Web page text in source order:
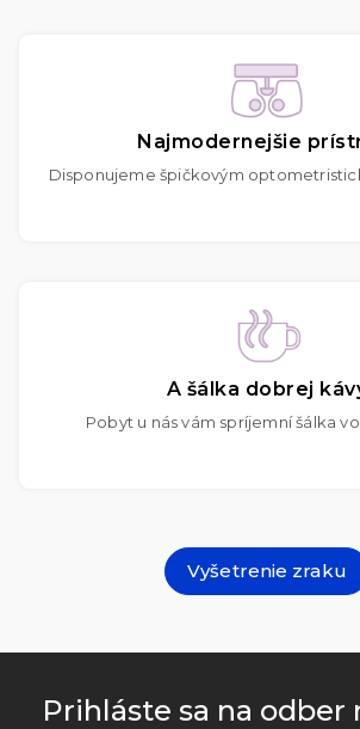
Najmodernejšie
Disponujeme špičkovým
A šálka dobrej
Pobyt u nás vám spríjemní šálka
Vyšetrenie zraku
Prihláste sa na odber